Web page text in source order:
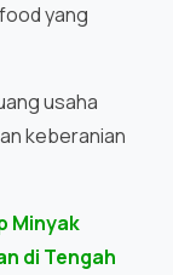
yang
usaha
keberanian
Minyak
di Tengah